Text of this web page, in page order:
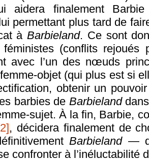
aidera finalement
permettant plus tard de
àBarbieland. Ce sont
féministes (conflits
avec l’un des nœuds
objet (qui plus est si
obtenir un
barbies de Barbieland
sujet. À la fin, Barbie,
, décidera finalement de
Barbieland —
confronter à l’inéluctabilité